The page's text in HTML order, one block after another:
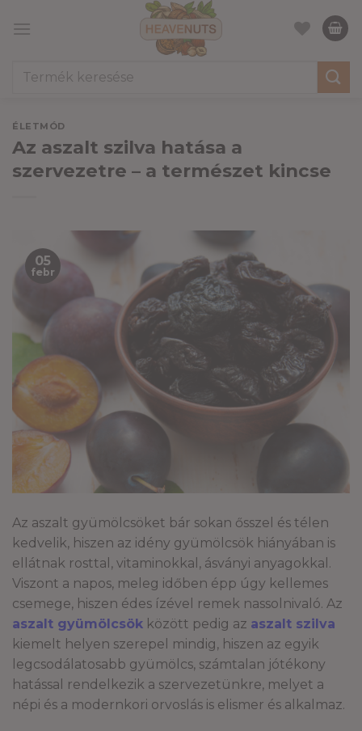
Keresés
ÉLETMÓD
Az aszalt szilva hatása a
szervezetre – a természet kincse
05
febr
Az aszalt gyümölcsöket bár sokan ősszel és télen
kedvelik, hiszen az idény gyümölcsök hiányában is
ellátnak rosttal, vitaminokkal, ásványi anyagokkal.
Viszont a napos, meleg időben épp úgy kellemes
csemege, hiszen édes ízével remek nassolnivaló. Az
aszalt gyümölcsök között pedig az aszalt szilva
kiemelt helyen szerepel mindig, hiszen az egyik
legcsodálatosabb gyümölcs, számtalan jótékony
hatással rendelkezik a szervezetünkre, melyet a
népi és a modernkori orvoslás is elismer és alkalmaz.